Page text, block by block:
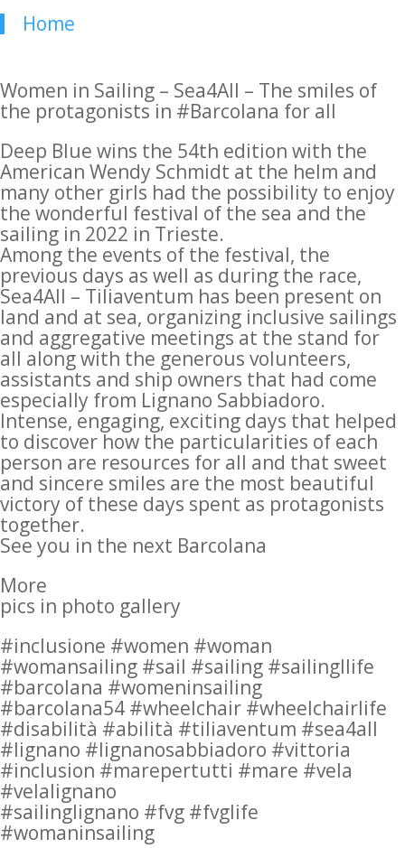
Home
Women in Sailing – Sea4All – The smiles of
the protagonists in #Barcolana for all
Deep Blue wins the 54th edition with the
American Wendy Schmidt at the helm and
many other girls had the possibility to enjoy
the wonderful festival of the sea and the
sailing in 2022 in Trieste.
Among the events of the festival, the
previous days as well as during the race,
Sea4All – Tiliaventum has been present on
land and at sea, organizing inclusive sailings
and aggregative meetings at the stand for
all along with the generous volunteers,
assistants and ship owners that had come
especially from Lignano Sabbiadoro.
Intense, engaging, exciting days that helped
to discover how the particularities of each
person are resources for all and that sweet
and sincere smiles are the most beautiful
victory of these days spent as protagonists
together.
See you in the next Barcolana
More
pics in photo gallery
#inclusione #women #woman
#womansailing #sail #sailing #sailingllife
#barcolana #womeninsailing
#barcolana54 #wheelchair #wheelchairlife
#disabilità #abilità #tiliaventum #sea4all
#lignano #lignanosabbiadoro #vittoria
#inclusion #marepertutti #mare #vela
#velalignano
#sailinglignano #fvg #fvglife
#womaninsailing